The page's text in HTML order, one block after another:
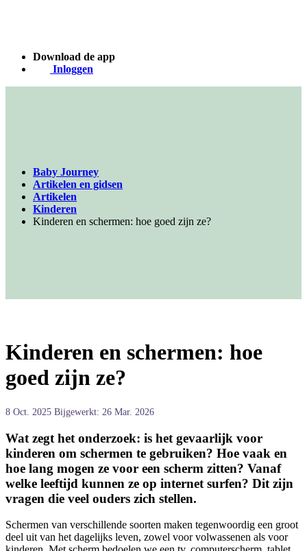
Download de app
Inloggen
Baby Journey
Artikelen en gidsen
Artikelen
Kinderen
Kinderen en schermen: hoe goed zijn ze?
Kinderen en schermen: hoe
goed zijn ze?
8 Oct. 2025 Bijgewerkt: 26 Mar. 2026
Wat zegt het onderzoek: is het gevaarlijk voor
kinderen om schermen te gebruiken? Hoe vaak en
hoe lang mogen ze voor een scherm zitten? Vanaf
welke leeftijd kunnen ze op internet surfen? Dit zijn
vragen die veel ouders zich stellen.
Schermen van verschillende soorten maken tegenwoordig een groot
deel uit van het dagelijks leven, zowel voor volwassenen als voor